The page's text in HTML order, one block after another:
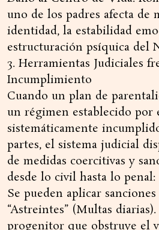
uno de los padres afecta de
identidad, la estabilidad
estructuración psíquica del
3. Herramientas Judiciales
Incumplimiento
Cuando un plan de
un régimen establecido por
sistemáticamente
partes, el sistema judicial
de medidas coercitivas y
desde lo civil hasta lo penal:
Se pueden aplicar
“Astreintes” (Multas
progenitor que obstruye el